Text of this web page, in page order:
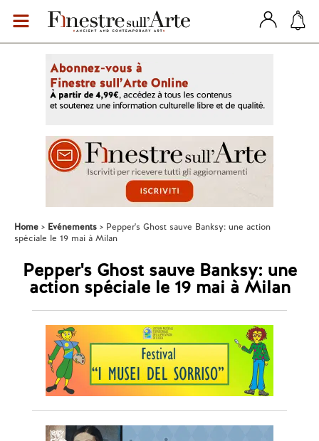
Home Evénements
Pepper's Ghost sauve Banksy: une action
spéciale le 19 mai à Milan
Pepper's Ghost sauve Banksy: une
action spéciale le 19 mai à Milan